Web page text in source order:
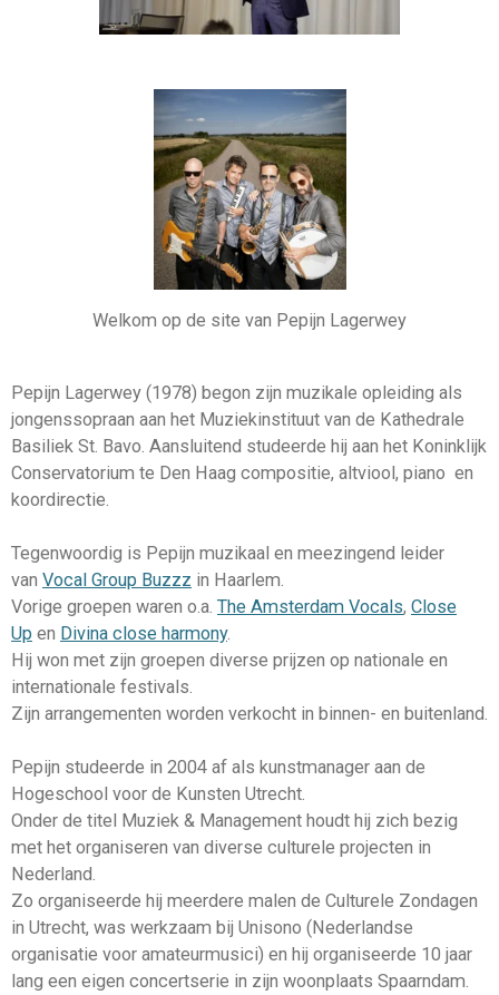
Welkom op de site van Pepijn Lagerwey
Pepijn Lagerwey (1978) begon zijn muzikale opleiding als
jongenssopraan aan het Muziekinstituut van de Kathedrale
Basiliek St. Bavo. Aansluitend studeerde hij aan het Koninklijk
Conservatorium te Den Haag compositie, altviool, piano en
koordirectie.
Tegenwoordig is Pepijn muzikaal en meezingend leider
van Vocal Group Buzzz in Haarlem.
Vorige groepen waren o.a. The Amsterdam Vocals, Close
Up en Divina close harmony.
Hij won met zijn groepen diverse prijzen op nationale en
internationale festivals.
Zijn arrangementen worden verkocht in binnen- en buitenland.
Pepijn studeerde in 2004 af als kunstmanager aan de
Hogeschool voor de Kunsten Utrecht.
Onder de titel Muziek & Management houdt hij zich bezig
met het organiseren van diverse culturele projecten in
Nederland.
Zo organiseerde hij meerdere malen de Culturele Zondagen
in Utrecht, was werkzaam bij Unisono (Nederlandse
organisatie voor amateurmusici) en hij organiseerde 10 jaar
lang een eigen concertserie in zijn woonplaats Spaarndam.